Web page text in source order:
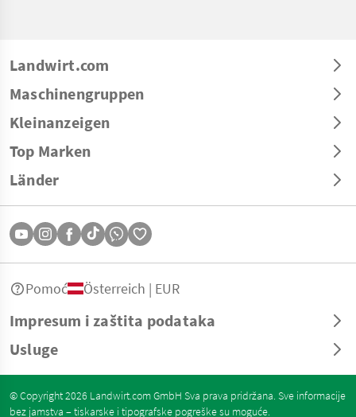
Landwirt.com
Maschinengruppen
Kleinanzeigen
Top Marken
Länder
Impresum i zaštita podataka
Usluge
Pomoć Österreich | EUR
© Copyright 2026 Landwirt.com GmbH Sva prava pridržana. Sve informacije
bez jamstva – tiskarske i tipografske pogreške su moguće.